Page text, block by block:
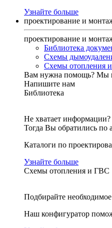
Узнайте больше
проектирование и
проектирование и
Библиотека
Схемы
Схемы отопления
Вам нужна помощь? Мы
Напишите нам
Библиотека
Не хватает информации?
Тогда Вы обратились по
Каталоги по
Узнайте больше
Схемы отопления и ГВС
Подбирайте необходимое
Наш конфигуратор